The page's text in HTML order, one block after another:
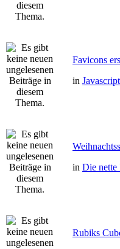
Favicons
in
in Die nette
Rubiks